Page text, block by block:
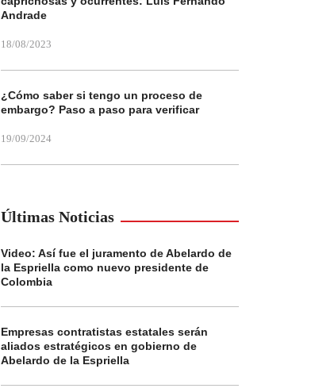
Andrade
18/08/2023
¿Cómo saber si tengo un proceso de
embargo? Paso a paso para verificar
19/09/2024
Últimas Noticias
Video: Así fue el juramento de Abelardo de
la Espriella como nuevo presidente de
Colombia
Empresas contratistas estatales serán
aliados estratégicos en gobierno de
Abelardo de la Espriella